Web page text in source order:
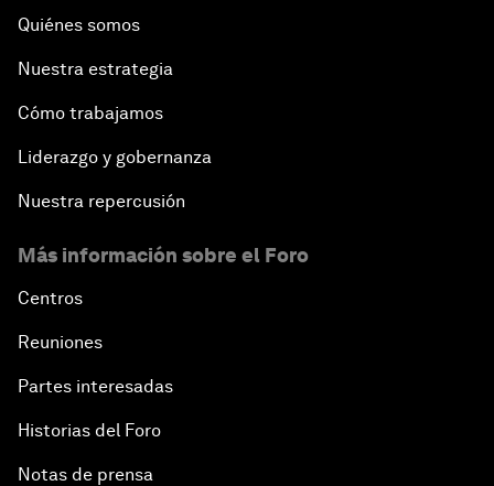
Quiénes somos
Nuestra estrategia
Cómo trabajamos
Liderazgo y gobernanza
Nuestra repercusión
Más información sobre el Foro
Centros
Reuniones
Partes interesadas
Historias del Foro
Notas de prensa